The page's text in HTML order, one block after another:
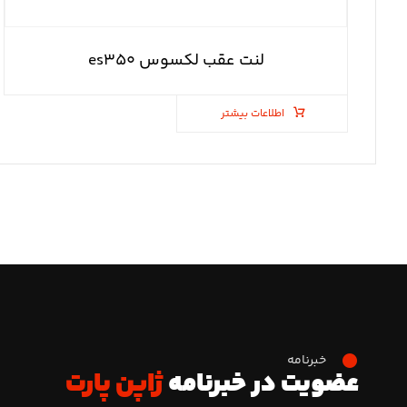
لنت عقب لکسوس es۳۵۰
اطلاعات بیشتر
خبرنامه
عضویت در خبرنامهژاپن پارت